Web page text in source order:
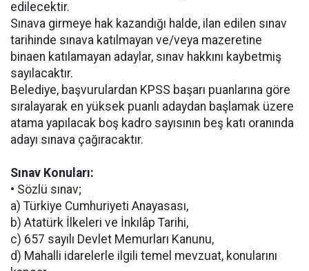
edilecektir.
Sınava girmeye hak kazandığı halde, ilan edilen sınav
tarihinde sınava katılmayan ve/veya mazeretine
binaen katılamayan adaylar, sınav hakkını kaybetmiş
sayılacaktır.
Belediye, başvurulardan KPSS başarı puanlarına göre
sıralayarak en yüksek puanlı adaydan başlamak üzere
atama yapılacak boş kadro sayısının beş katı oranında
adayı sınava çağıracaktır.
Sınav Konuları:
• Sözlü sınav;
a) Türkiye Cumhuriyeti Anayasası,
b) Atatürk İlkeleri ve İnkılâp Tarihi,
c) 657 sayılı Devlet Memurları Kanunu,
d) Mahalli idarelerle ilgili temel mevzuat, konularını